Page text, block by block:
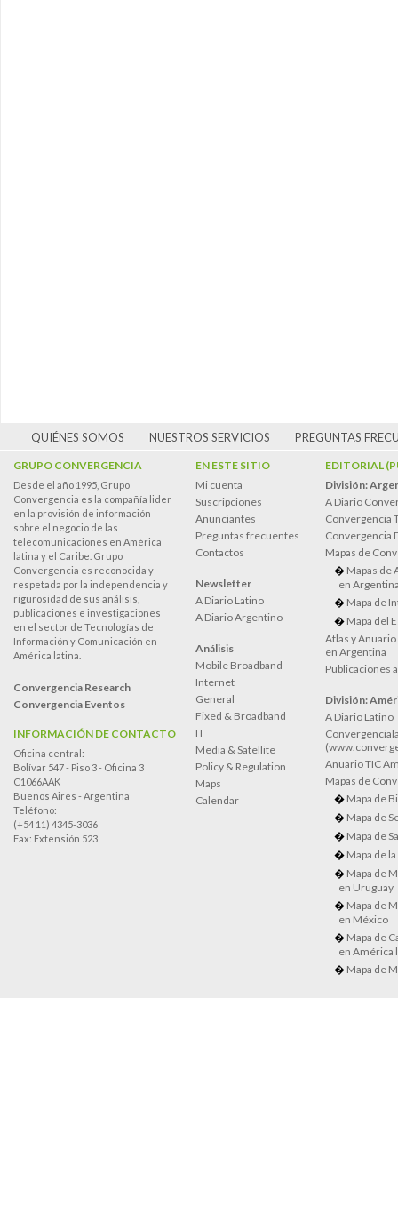
QUIÉNES SOMOS NUESTROS SERVICIOS PREGUNTAS
GRUPO CONVERGENCIA
Desde el año 1995, Grupo
Convergencia es la compañía lider
en la provisión de información
sobre el negocio de las
telecomunicaciones en América
latina y el Caribe. Grupo
Convergencia es reconocida y
respetada por la independencia y
rigurosidad de sus análisis,
publicaciones e investigaciones
en el sector de Tecnologías de
Información y Comunicación en
América latina.
Convergencia Research
Convergencia Eventos
INFORMACIÓN DE CONTACTO
Oficina central:
Bolívar 547 - Piso 3 - Oficina 3
C1066AAK
Buenos Aires - Argentina
Teléfono:
(+54 11) 4345-3036
Fax: Extensión 523
EN ESTE SITIO
Mi cuenta
Suscripciones
Anunciantes
Preguntas frecuentes
Contactos
Newsletter
A Diario Latino
A Diario Argentino
Análisis
Mobile Broadband
Internet
General
Fixed & Broadband
IT
Media & Satellite
Policy & Regulation
Maps
Calendar
EDITORIAL
División:
A Diario
Convergencia
Convergencia
Mapas de
Mapas de
en
Mapa de
Mapa del
Atlas y
en Argentina
Publicaciones
División:
A Diario Latino
Anuario TIC
Mapas de
Mapa de
Mapa de
Mapa de
Mapa de
Mapa de
en Uruguay
Mapa de
en México
Mapa de
en América
Mapa de